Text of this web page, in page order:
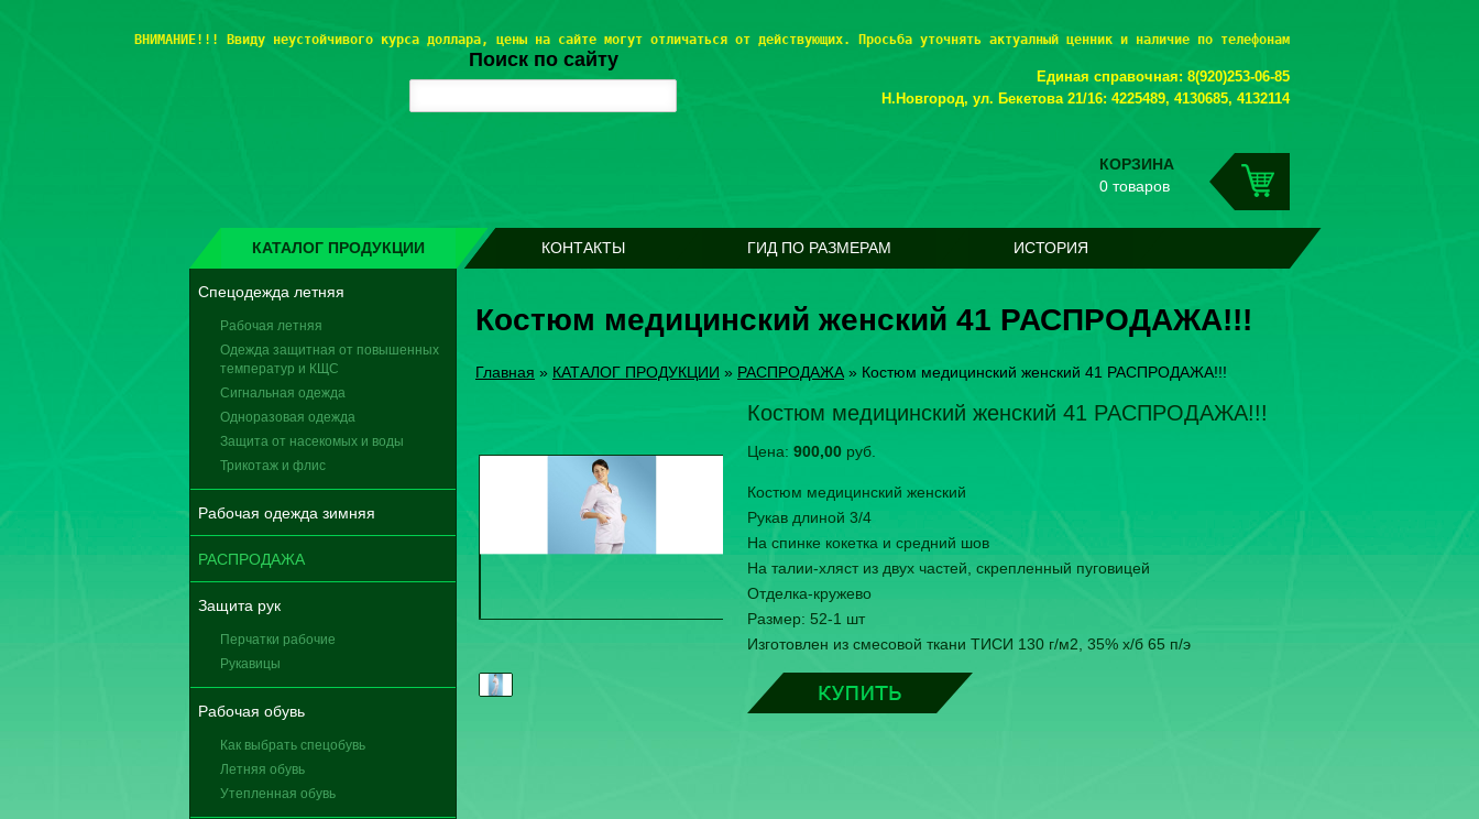
Поиск по сайту
КОРЗИНА
0 товаров
ВНИМАНИЕ!!! Ввиду неустойчивого курса доллара, цены на сайте могут отличаться от действующих. Просьба уточнять актуалный ценник и наличие по телефонам
Единая справочная: 8(920)253-06-85
Н.Новгород, ул. Бекетова 21/16: 4225489, 4130685, 4132114
КАТАЛОГ ПРОДУКЦИИ КОНТАКТЫ ГИД ПО РАЗМЕРАМ ИСТОРИЯ
Спецодежда летняя
Рабочая летняя
Одежда защитная от повышенных
температур и КЩС
Сигнальная одежда
Одноразовая одежда
Защита от насекомых и воды
Трикотаж и флис
Рабочая одежда зимняя
РАСПРОДАЖА
Защита рук
Перчатки рабочие
Рукавицы
Рабочая обувь
Как выбрать спецобувь
Летняя обувь
Утепленная обувь
Костюм медицинский женский 41 РАСПРОДАЖА!!!
Главная » КАТАЛОГ ПРОДУКЦИИ » РАСПРОДАЖА» Костюм медицинский женский 41 РАСПРОДАЖА!!!
Костюм медицинский женский 41 РАСПРОДАЖА!!!
Цена: 900,00 руб.
Костюм медицинский женский
Рукав длиной 3/4
На спинке кокетка и средний шов
На талии-хляст из двух частей, скрепленный пуговицей
Отделка-кружево
Размер: 52-1 шт
Изготовлен из смесовой ткани ТИСИ 130 г/м2, 35% х/б 65 п/э